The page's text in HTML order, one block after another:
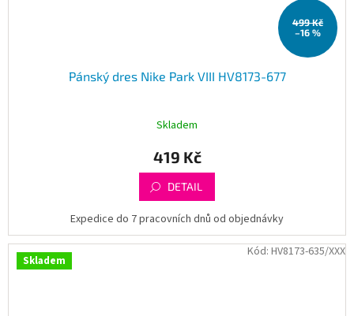
499 Kč
–16 %
Pánský dres Nike Park VIII HV8173-677
Skladem
419 Kč
DETAIL
Expedice do 7 pracovních dnů od objednávky
Skladem
Kód: HV8173-635/XXX